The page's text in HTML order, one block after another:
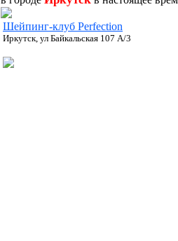
Шейпинг-клуб Perfection
Иркутск, ул Байкальская 107 А/3